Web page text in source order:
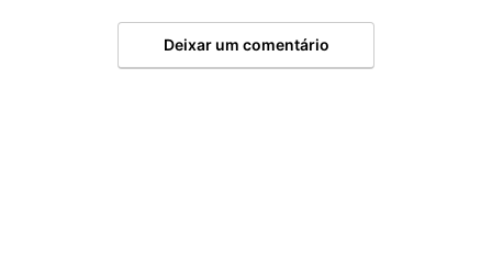
Deixar um comentário